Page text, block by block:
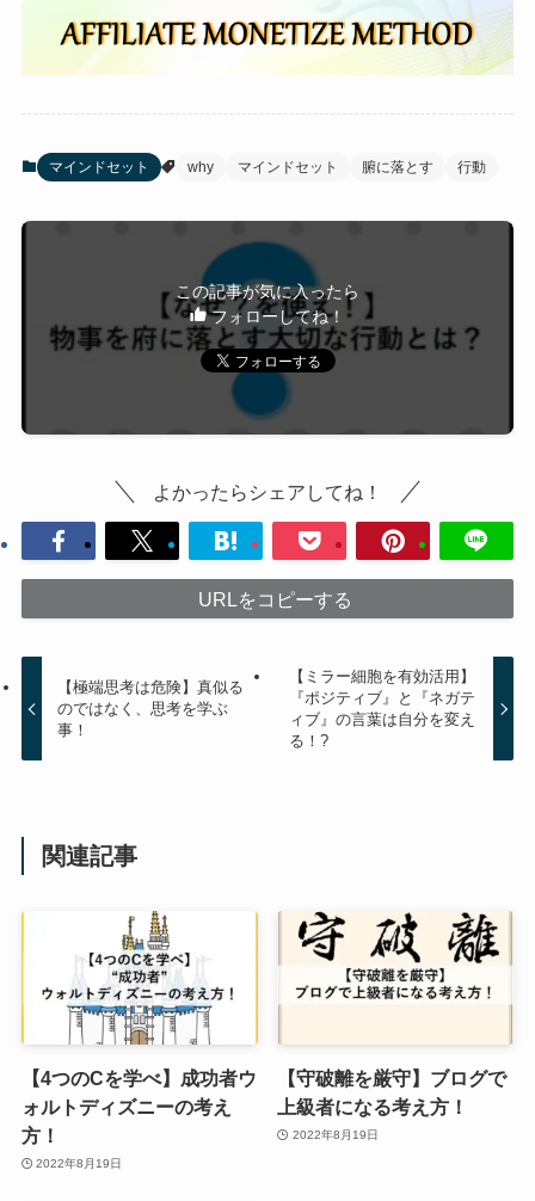
マインドセット why マインドセット 腑に落とす 行動
この記事が気に入ったら
フォローしてね！
よかったらシェアしてね！
URLをコピーする
【極端思考は危険】真似る
のではなく、思考を学ぶ
事！
【ミラー細胞を有効活用】
『ポジティブ』と『ネガテ
ィブ』の言葉は自分を変え
る！?
関連記事
【4つのCを学べ】成功者ウ
ォルトディズニーの考え
方！
2022年8月19日
【守破離を厳守】ブログで
上級者になる考え方！
2022年8月19日